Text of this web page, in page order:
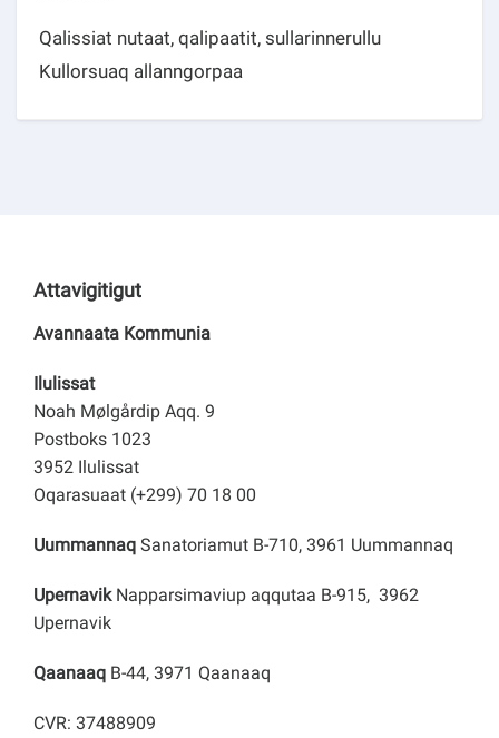
Qalissiat nutaat, qalipaatit, sullarinnerullu
Kullorsuaq allanngorpaa
Attavigitigut
Avannaata Kommunia
Ilulissat
Noah Mølgårdip Aqq. 9
Postboks 1023
3952 Ilulissat
Oqarasuaat (+299) 70 18 00
Uummannaq Sanatoriamut B-710, 3961 Uummannaq
Upernavik Napparsimaviup aqqutaa B-915, 3962
Upernavik
Qaanaaq B-44, 3971 Qaanaaq
CVR: 37488909